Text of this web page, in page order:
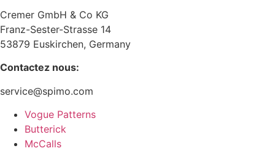
Cremer GmbH & Co KG
Franz-Sester-Strasse 14
53879 Euskirchen, Germany
Contactez nous:
service@spimo.com
Vogue Patterns
Butterick
McCalls